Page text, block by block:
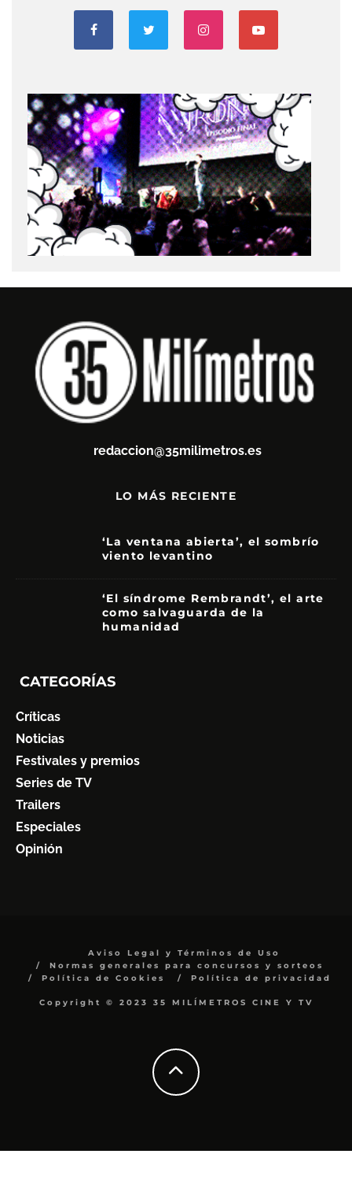
redaccion@35milimetros.es
LO MÁS RECIENTE
‘La ventana abierta’, el sombrío
viento levantino
‘El síndrome Rembrandt’, el arte
como salvaguarda de la
humanidad
CATEGORÍAS
Críticas
Noticias
Festivales y premios
Series de TV
Trailers
Especiales
Opinión
Aviso Legal y Términos de Uso
Normas generales para concursos y sorteos
Política de Cookies
Política de privacidad
Copyright © 2023 35 MILÍMETROS CINE Y TV